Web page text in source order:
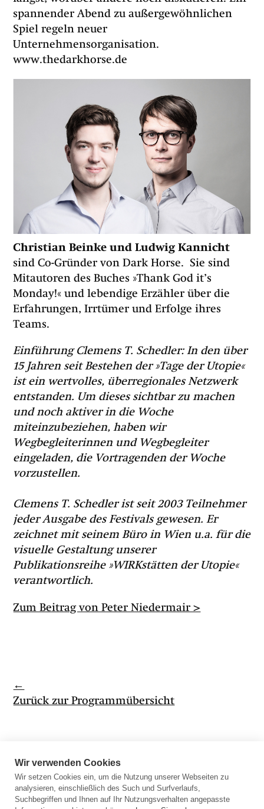
spannender Abend zu außergewöhnlichen
Spiel regeln neuer
Unternehmensorganisation.
www.thedarkhorse.de
Christian Beinke und Ludwig Kannicht
sind Co-Gründer von Dark Horse. Sie sind
Mitautoren des Buches »Thank God it’s
Monday!« und lebendige Erzähler über die
Erfahrungen, Irrtümer und Erfolge ihres
Teams.
Einführung Clemens T. Schedler: In den über
15 Jahren seit Bestehen der »Tage der Utopie«
ist ein wertvolles, überregionales Netzwerk
entstanden. Um dieses sichtbar zu machen
und noch aktiver in die Woche
miteinzubeziehen, haben wir
Wegbegleiterinnen und Wegbegleiter
eingeladen, die Vortragenden der Woche
vorzustellen.
Clemens T. Schedler ist seit 2003 Teilnehmer
jeder Ausgabe des Festivals gewesen. Er
zeichnet mit seinem Büro in Wien u.a. für die
visuelle Gestaltung unserer
Publikationsreihe »WIRKstätten der Utopie«
verantwortlich.
Zum Beitrag von Peter Niedermair >
←
Zurück zur Programmübersicht
Morgenmeditationen von Ariadne von
Wir verwenden Cookies
Wir setzen Cookies ein, um die Nutzung unserer Webseiten zu
analysieren, einschließlich des Such und Surfverlaufs,
Suchbegriffen und Ihnen auf Ihr Nutzungsverhalten angepasste